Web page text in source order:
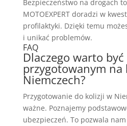
Bezpieczeństwo na drogach
MOTOEXPERT doradzi w
profilaktyki. Dzięki temu
i unikać problemów.
FAQ
Dlaczego warto być
przygotowanym na
Niemczech?
Przygotowanie do kolizji w
ważne. Poznajemy
ubezpieczeń. To pozwala